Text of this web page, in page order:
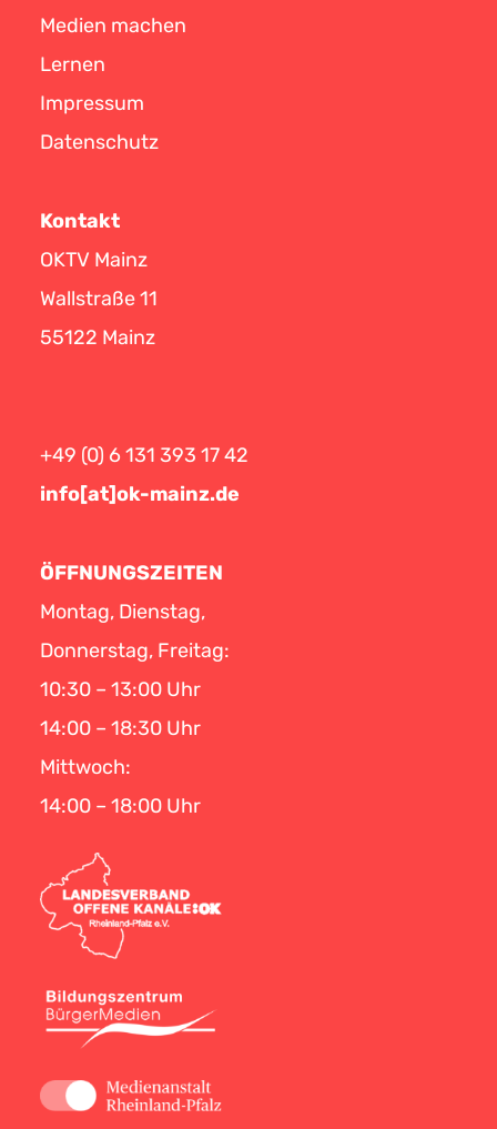
Medien machen
Lernen
Impressum
Datenschutz
Kontakt
OKTV Mainz
Wallstraße 11
55122 Mainz
+49 (0) 6 131 393 17 42
info[at]ok-mainz.de
ÖFFNUNGSZEITEN
Montag, Dienstag,
Donnerstag, Freitag:
10:30 – 13:00 Uhr
14:00 – 18:30 Uhr
Mittwoch:
14:00 – 18:00 Uhr